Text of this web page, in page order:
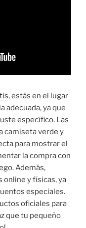
, estás en el lugar
adecuada, ya que
específico. Las
camiseta verde y
para mostrar el
la compra con
Además,
online y físicas, ya
especiales.
oficiales para
que tu pequeño